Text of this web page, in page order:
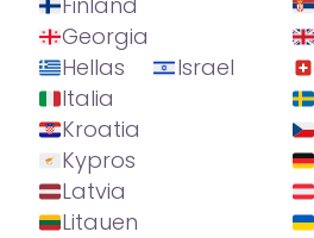
Georgia
Hellas
Israel
Italia
Kroatia
Kypros
Latvia
Litauen